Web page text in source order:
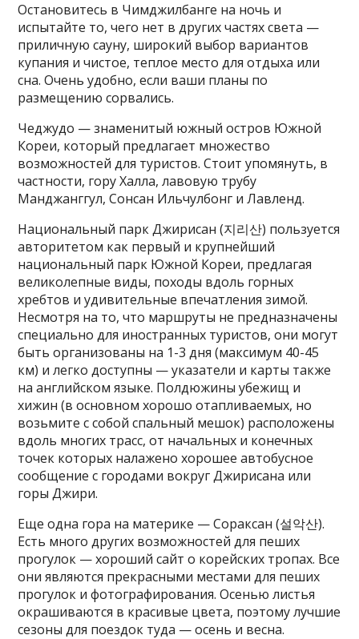
Остановитесь в Чимджилбанге на ночь и
испытайте то, чего нет в других частях света —
приличную сауну, широкий выбор вариантов
купания и чистое, теплое место для отдыха или
сна. Очень удобно, если ваши планы по
размещению сорвались.
Чеджудо — знаменитый южный остров Южной
Кореи, который предлагает множество
возможностей для туристов. Стоит упомянуть, в
частности, гору Халла, лавовую трубу
Манджанггул, Сонсан Ильчулбонг и Лавленд.
Национальный парк Джирисан (지리산) пользуется
авторитетом как первый и крупнейший
национальный парк Южной Кореи, предлагая
великолепные виды, походы вдоль горных
хребтов и удивительные впечатления зимой.
Несмотря на то, что маршруты не предназначены
специально для иностранных туристов, они могут
быть организованы на 1-3 дня (максимум 40-45
км) и легко доступны — указатели и карты также
на английском языке. Полдюжины убежищ и
хижин (в основном хорошо отапливаемых, но
возьмите с собой спальный мешок) расположены
вдоль многих трасс, от начальных и конечных
точек которых налажено хорошее автобусное
сообщение с городами вокруг Джирисана или
горы Джири.
Еще одна гора на материке — Сораксан (설악산).
Есть много других возможностей для пеших
прогулок — хороший сайт о корейских тропах. Все
они являются прекрасными местами для пеших
прогулок и фотографирования. Осенью листья
окрашиваются в красивые цвета, поэтому лучшие
сезоны для поездок туда — осень и весна.